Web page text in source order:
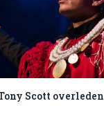
Scott overleden